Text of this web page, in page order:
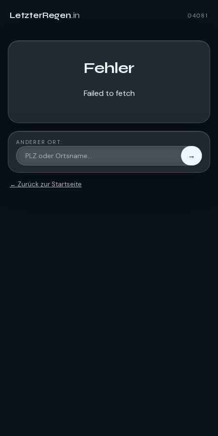
LetzterRegen.in 04081
Fehler
Failed to fetch
ANDERER ORT:
→
← Zurück zur Startseite